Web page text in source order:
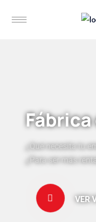
¿Qué necesita tu
¿Para ser más
VER